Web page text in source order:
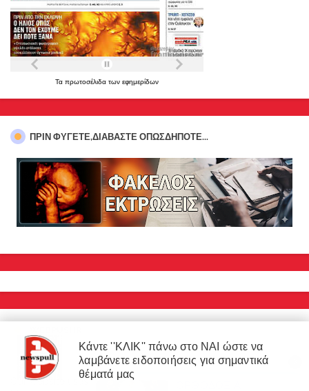
Τα πρωτοσέλιδα των εφημερίδων
ΠΡΊΝ ΦΎΓΕΤΕ,ΔΙΑΒΆΣΤΕ ΟΠΩΣΔΉΠΟΤΕ...
Our website uses cookies to enhance your experience.
Κάντε ''ΚΛΙΚ'' πάνω στο ΝΑΙ ώστε να
λαμβάνετε ειδοποιήσεις για σημαντικά
θέματά μας